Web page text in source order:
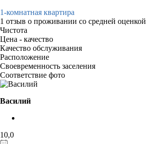
1-комнатная квартира
1 отзыв о проживании со средней оценкой
Чистота
Цена - качество
Качество обслуживания
Расположение
Своевременность заселения
Соответствие фото
Василий
10,0